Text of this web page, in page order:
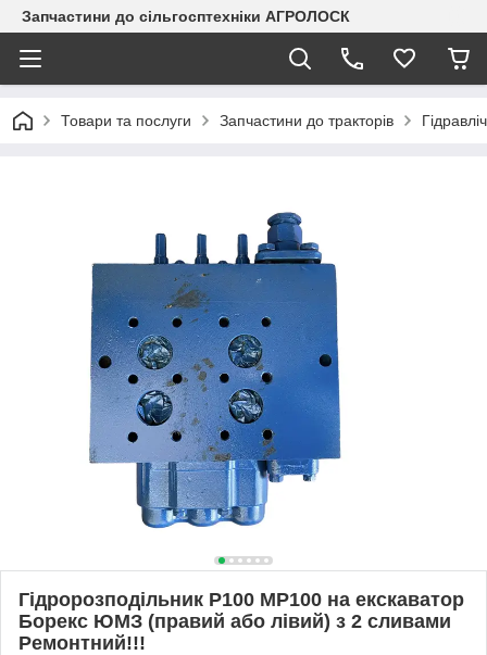
Запчастини до сільгосптехніки АГРОЛОСК
Товари та послуги Запчастини до тракторів
Гідророзподільник Р100 МР100 на екскаватор
Борекс ЮМЗ (правий або лівий) з 2 сливами
Ремонтний!!!